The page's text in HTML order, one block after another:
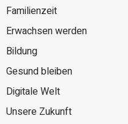
Familienzeit
Erwachsen werden
Bildung
Gesund bleiben
Digitale Welt
Unsere Zukunft